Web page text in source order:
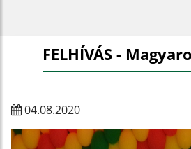
FELHÍVÁS -
04.08.2020